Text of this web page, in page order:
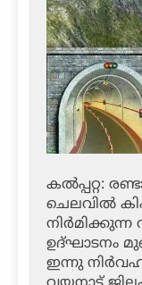
കല്‍പ്പറ്റ:
ചെലവില്‍
ഉദ്ഘാടനം
ഇന്നു